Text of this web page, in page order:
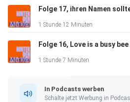
Podcast zur Doku:
https://www.ardsounds.de/
Hendrik Holt:
Folge 17, ihren Namen
1 Stunde 12 Minuten
Folge 16, Love is a busy bee
1 Stunde 7 Minuten
In Podcasts werben
Schalte jetzt Werbung in